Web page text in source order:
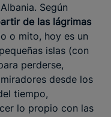
Según
de las lágrimas
o mito, hoy es un
islas (con
perderse,
desde los
tiempo,
lo propio con las